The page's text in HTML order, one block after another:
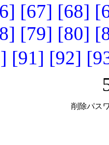
[67] [68]
[79] [80]
[91] [92]
削除パス